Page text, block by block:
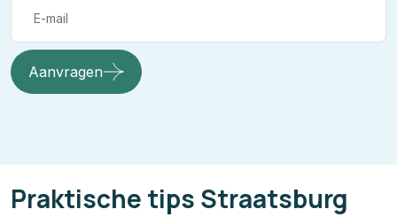
Aanvragen
Praktische tips Straatsburg